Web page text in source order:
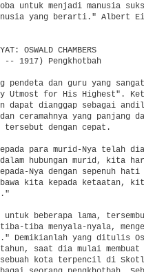
untuk menjadi manusia
yang berarti." Albert
OSWALD CHAMBERS
-- 1917) Pengkhotbah
pendeta dan guru yang
Utmost for His Highest".
dapat dianggap sebagai
dan ceramahnya yang panjang
dengan cepat.
para murid-Nya telah
hubungan murid, kita
Nya dengan sepenuh hati
kita kepada ketaatan,
beberapa lama,
tiba menyala-nyala,
Demikianlah yang ditulis
saat dia mulai membuat
sebuah kota terpencil di